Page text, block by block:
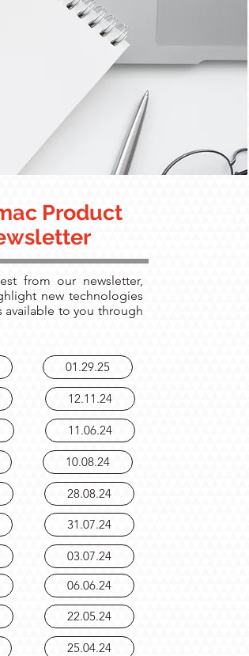
Product
from our newsletter,
new technologies
available to you through
01.29.25
12.11.24
11.06.24
10.08.24
28.08.24
31.07.24
03.07.24
06.06.24
22.05.24
25.04.24